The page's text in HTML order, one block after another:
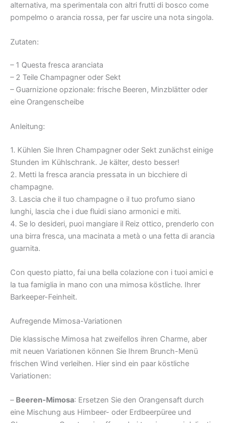
alternativa, ma sperimentala con altri frutti di bosco come
pompelmo o arancia rossa, per far uscire una nota singola.
Zutaten:
– 1 Questa fresca aranciata
– 2 Teile Champagner oder Sekt
– Guarnizione opzionale: frische Beeren, Minzblätter oder
eine Orangenscheibe
Anleitung:
1. Kühlen Sie Ihren Champagner oder Sekt zunächst einige
Stunden im Kühlschrank. Je kälter, desto besser!
2. Metti la fresca arancia pressata in un bicchiere di
champagne.
3. Lascia che il tuo champagne o il tuo profumo siano
lunghi, lascia che i due fluidi siano armonici e miti.
4. Se lo desideri, puoi mangiare il Reiz ottico, prenderlo con
una birra fresca, una macinata a metà o una fetta di arancia
guarnita.
Con questo piatto, fai una bella colazione con i tuoi amici e
la tua famiglia in mano con una mimosa köstliche. Ihrer
Barkeeper-Feinheit.
Aufregende Mimosa-Variationen
Die klassische Mimosa hat zweifellos ihren Charme, aber
mit neuen Variationen können Sie Ihrem Brunch-Menü
frischen Wind verleihen. Hier sind ein paar köstliche
Variationen:
– Beeren-Mimosa: Ersetzen Sie den Orangensaft durch
eine Mischung aus Himbeer- oder Erdbeerpüree und